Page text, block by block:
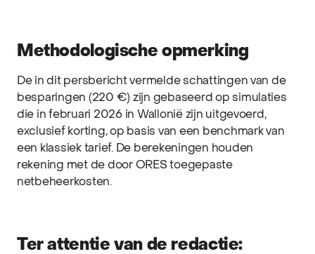
Methodologische opmerking
De in dit persbericht vermelde schattingen van de
besparingen (220 €) zijn gebaseerd op simulaties
die in februari 2026 in Wallonië zijn uitgevoerd,
exclusief korting, op basis van een benchmark van
een klassiek tarief. De berekeningen houden
rekening met de door ORES toegepaste
netbeheerkosten.
Ter attentie van de redactie: